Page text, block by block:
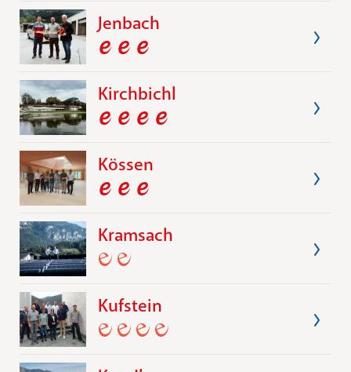
Jenbach
Kirchbichl
Kössen
Kramsach
Kufstein